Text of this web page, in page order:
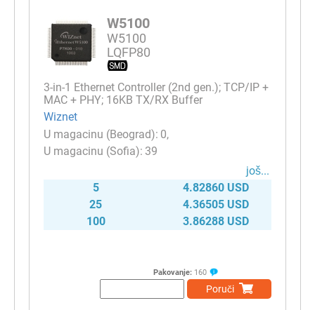
W5100
W5100
LQFP80
3-in-1 Ethernet Controller (2nd gen.); TCP/IP +
MAC + PHY; 16KB TX/RX Buffer
Wiznet
0
39
јоš...
5
4.82860 USD
25
4.36505 USD
100
3.86288 USD
Pakovanje: 160
Poruči